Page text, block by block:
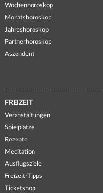
Wochenhoroskop
Monatshoroskop
Jahreshoroskop
Partnerhoroskop
Aszendent
FREIZEIT
Veranstaltungen
Spielplätze
Rezepte
Meditation
Ausflugsziele
Freizeit-Tipps
Ticketshop